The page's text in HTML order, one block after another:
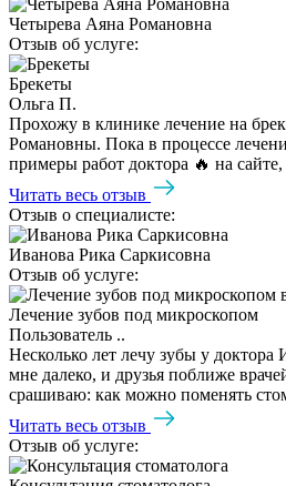
Четырева Аяна Романовна
Отзыв об услуге:
Брекеты
Ольга П.
Прохожу в клинике лечение на
Романовны. Пока в процессе
примеры работ доктора 🔥 на сайте,
Читать весь отзыв
Отзыв о специалисте:
Иванова Рика Саркисовна
Отзыв об услуге:
Лечение зубов под микроскопом
Пользователь ..
Несколько лет лечу зубы у
мне далеко, и друзья поближе
срашиваю: как можно поменять
Читать весь отзыв
Отзыв об услуге: